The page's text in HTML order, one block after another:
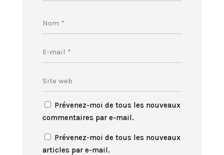
Prévenez-moi de tous les nouveaux
commentaires par e-mail.
Prévenez-moi de tous les nouveaux
articles par e-mail.